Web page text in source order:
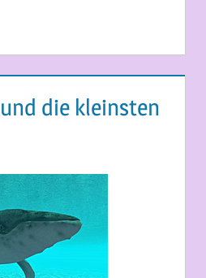
die kleinsten